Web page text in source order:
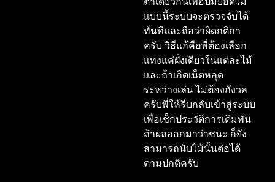
แบบนี้ระบบจะตรวจจับได้
ทันทีและถือว่าผิดกติกา
ครับ วิธีแก้คือพี่ต้องเลือก
แทงแค่ฝั่งเดียวในแต่ละไม้
และถ้าเกิดเน็ตหลุด
ระหว่างเล่น ไม่ต้องกังวล
ครับพี่ให้รีบกลับเข้าสู่ระบบ
เพื่อเช็กประวัติการเดิมพัน
ถ้าผลออกมาว่าชนะ ก็ยัง
สามารถนับไม้นั้นต่อได้
ตามปกติครับ